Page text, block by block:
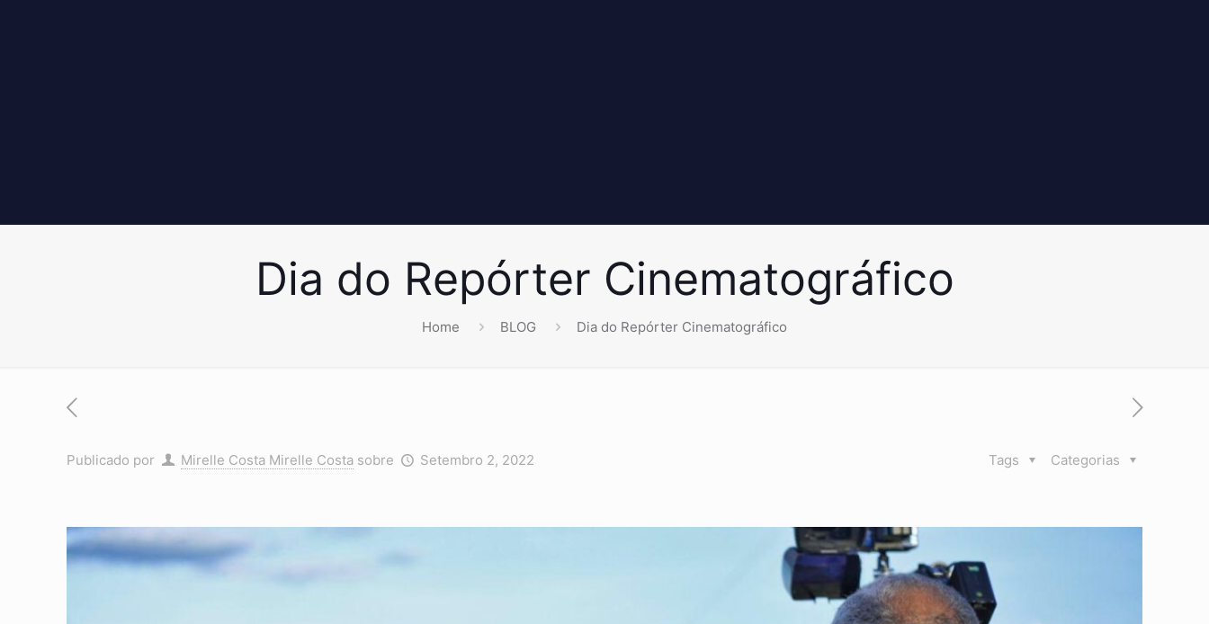
Dia do Repórter Cinematográfico
Home BLOG Dia do Repórter Cinematográfico
Publicado por Mirelle Costa Mirelle Costa sobre Setembro 2, 2022 Categorias
Tags